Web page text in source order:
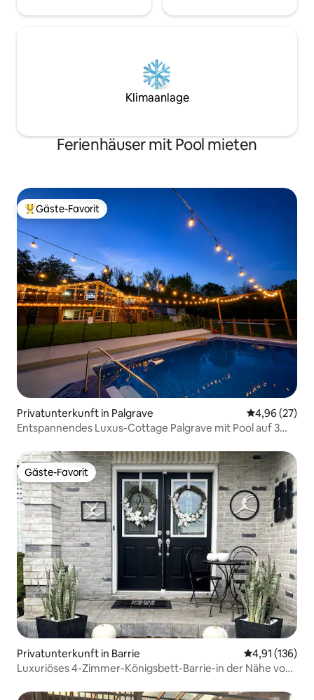
Klimaanlage
Ferienhäuser mit Pool mieten
Beliebter Gäste-Favorit.
Gäste-Favorit
Privatunterkunft in Palgrave
4,96 (27)
Entspannendes Luxus-Cottage Palgrave mit Pool auf 3
Gäste-Favorit
Gäste-Favorit
Privatunterkunft in Barrie
4,91 (136)
Luxuriöses 4-Zimmer-Königsbett-Barrie-in der Nähe von